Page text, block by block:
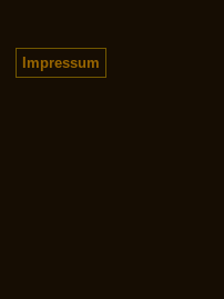
Impressum